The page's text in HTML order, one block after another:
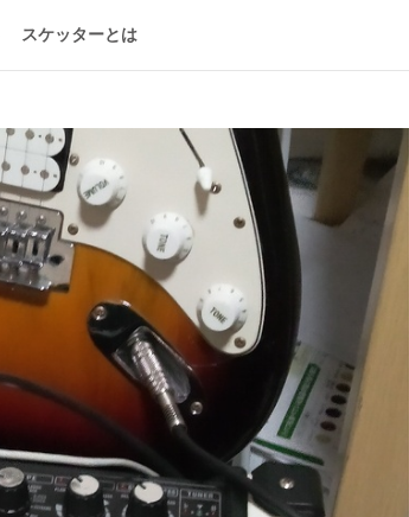
スケッターとは